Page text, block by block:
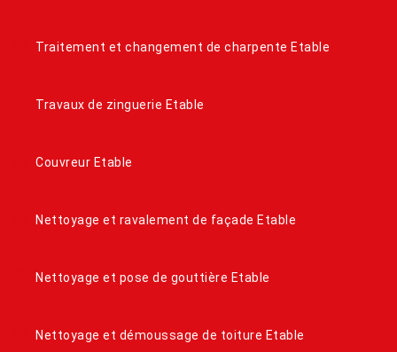
Traitement et changement de charpente Etable
Travaux de zinguerie Etable
Couvreur Etable
Nettoyage et ravalement de façade Etable
Nettoyage et pose de gouttière Etable
Nettoyage et démoussage de toiture Etable